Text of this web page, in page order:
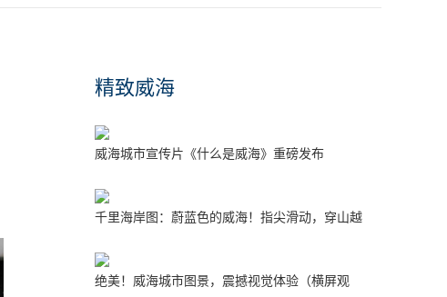
精致威海
威海城市宣传片《什么是威海》重磅发布
千里海岸图：蔚蓝色的威海！指尖滑动，穿山越
绝美！威海城市图景，震撼视觉体验（横屏观